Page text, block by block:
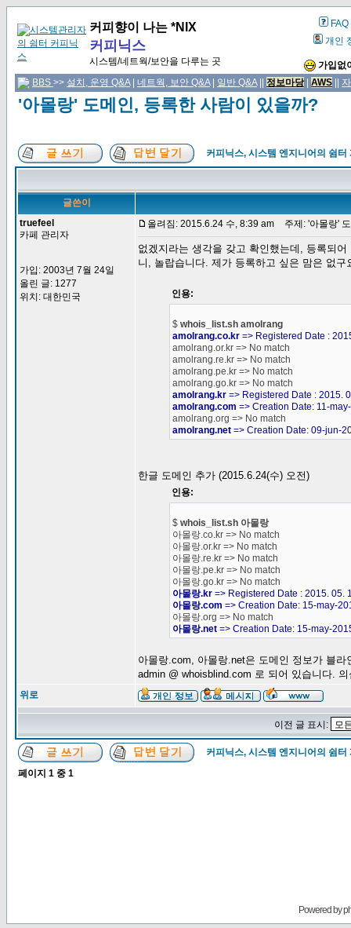
커피향이 나는 *NIX
커피닉스
시스템/네트웍/보안을 다루는 곳
FAQ
개인
가입없
BBS >> 설치, 운영 Q&A| 네트웍, 보안 Q&A| 일반 Q&A|| 정보마당| AWS
'아몰랑' 도메인, 등록한 사람이 있을까?
커피닉스, 시스템 엔지니어의 쉼터
글쓴이
truefeel
카페 관리자
가입: 2003년 7월 24일
올린 글: 1277
위치: 대한민국
올려짐: 2015.6.24 수, 8:39 am 주제: '아몰랑'
없겠지라는 생각을 갖고 확인했는데, 등록되
니, 놀랍습니다. 제가 등록하고 싶은 맘은 없구
인용:
$ whois_list.sh amolrang
amolrang.co.kr => Registered Date :
amolrang.or.kr => No match
amolrang.re.kr => No match
amolrang.pe.kr => No match
amolrang.go.kr => No match
amolrang.kr => Registered Date : 2015.
amolrang.com => Creation Date: 11-
amolrang.org => No match
amolrang.net => Creation Date: 09-jun-
한글 도메인 추가 (2015.6.24(수) 오전)
인용:
$ whois_list.sh 아몰랑
아몰랑.co.kr => No match
아몰랑.or.kr => No match
아몰랑.re.kr => No match
아몰랑.pe.kr => No match
아몰랑.go.kr => No match
아몰랑.kr => Registered Date : 2015. 05.
아몰랑.com => Creation Date: 15-may-
아몰랑.org => No match
아몰랑.net => Creation Date: 15-may-
아몰랑.com, 아몰랑.net은 도메인 정보가 블
admin @ whoisblind.com 로 되어 있습니다.
위로
이전 글 표시:
커피닉스, 시스템 엔지니어의 쉼터
페이지 1 중 1
Powered by